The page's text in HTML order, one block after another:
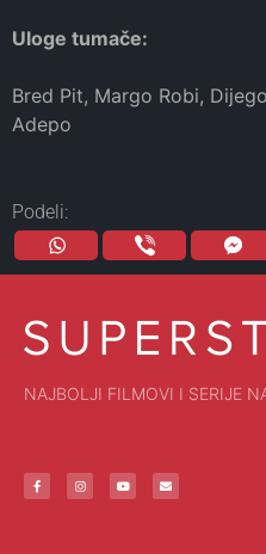
Uloge tumače:
Bred Pit, Margo Robi,
Adepo
Podeli:
NAJBOLJI FILMOVI I SERIJE